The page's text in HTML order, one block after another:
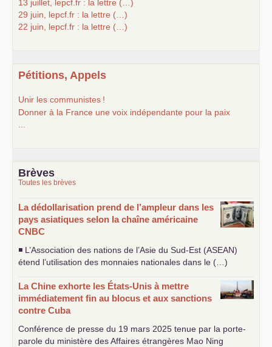
13 juillet, lepcf.fr : la lettre (…)
29 juin, lepcf.fr : la lettre (…)
22 juin, lepcf.fr : la lettre (…)
Pétitions, Appels
Unir les communistes !
Donner à la France une voix indépendante pour la paix
Brèves
Toutes les brèves
La dédollarisation prend de l’ampleur dans les
pays asiatiques selon la chaîne américaine
CNBC
◾ L’Association des nations de l’Asie du Sud-Est (ASEAN)
étend l’utilisation des monnaies nationales dans le (…)
La Chine exhorte les États-Unis à mettre
immédiatement fin au blocus et aux sanctions
contre Cuba
Conférence de presse du 19 mars 2025 tenue par la porte-
parole du ministère des Affaires étrangères Mao Ning